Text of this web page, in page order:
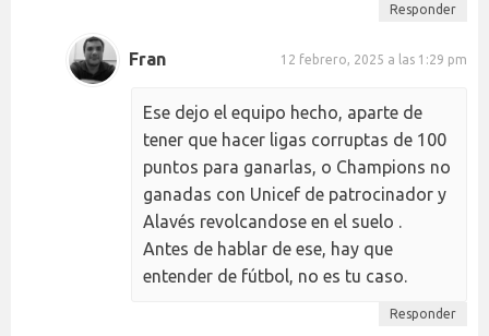
Responder
Fran 12 febrero, 2025 a las 1:29 pm
Ese dejo el equipo hecho, aparte de
tener que hacer ligas corruptas de 100
puntos para ganarlas, o Champions no
ganadas con Unicef de patrocinador y
Alavés revolcandose en el suelo .
Antes de hablar de ese, hay que
entender de fútbol, no es tu caso.
Responder